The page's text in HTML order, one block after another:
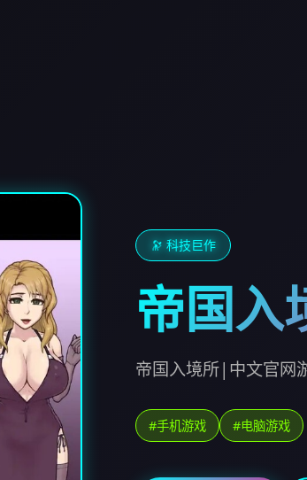
🔭 科技巨作
帝国
帝国入境所|中文官网
#手机游戏 #电脑游戏